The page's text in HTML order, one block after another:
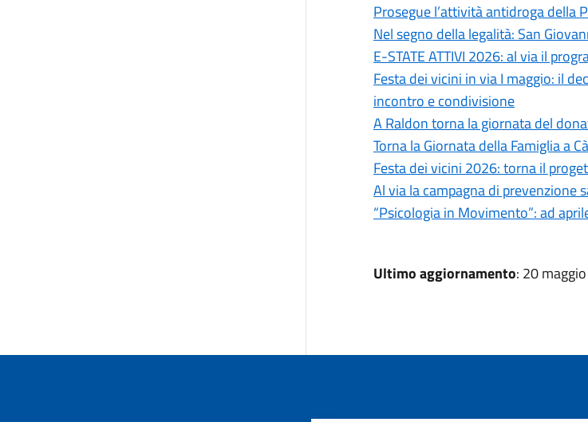
Prosegue l’attività antidroga della
Nel segno della legalità: San
E-STATE ATTIVI 2026: al via il
Festa dei vicini in via I maggio: il
incontro e condivisione
A Raldon torna la giornata del
Torna la Giornata della Famiglia a
Festa dei vicini 2026: torna il
Al via la campagna di prevenzione
“Psicologia in Movimento”: ad
Ultimo aggiornamento: 20